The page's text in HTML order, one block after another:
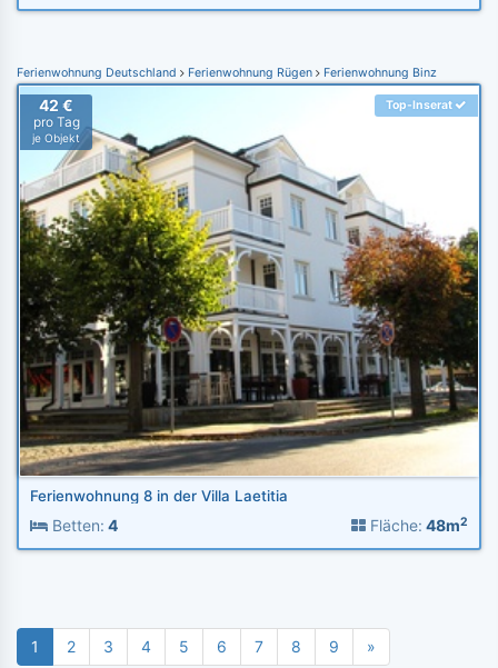
Ferienwohnung Deutschland Ferienwohnung Rügen Ferienwohnung Binz
42 €
pro Tag
je Objekt
Top-Inserat
Ferienwohnung 8 in der Villa Laetitia
Betten: 4 Fläche: 48m2
1 2 3 4 5 6 7 8 9 »